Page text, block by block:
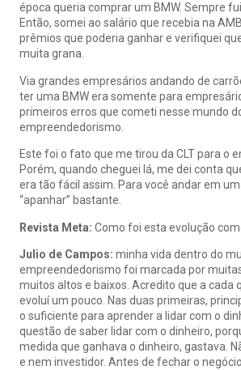
época queria comprar um BMW. Sempre
Então, somei ao salário que recebia na
prêmios que poderia ganhar e verifiquei
muita grana.
Via grandes empresários andando de
ter uma BMW era somente para
primeiros erros que cometi nesse mundo
empreendedorismo.
Este foi o fato que me tirou da CLT para o
Porém, quando cheguei lá, me dei conta
era tão fácil assim. Para você andar em
“apanhar” bastante.
Revista Meta: Como foi esta evolução
Julio de Campos: minha vida dentro do
empreendedorismo foi marcada por
muitos altos e baixos. Acredito que a cada
evoluí um pouco. Nas duas primeiras,
o suficiente para aprender a lidar com o
questão de saber lidar com o dinheiro,
medida que ganhava o dinheiro, gastava.
e nem investidor. Antes de fechar o